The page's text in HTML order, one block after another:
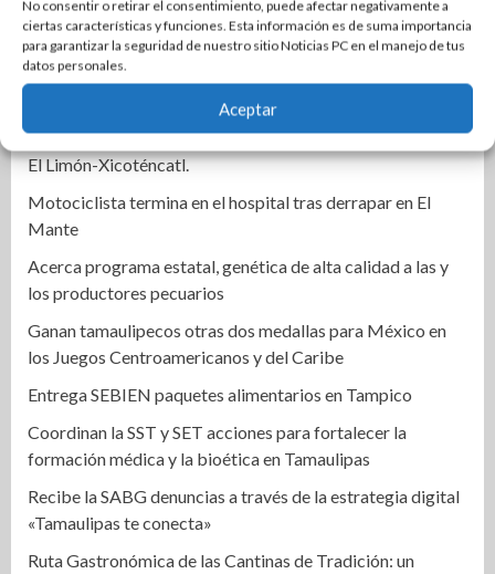
No consentir o retirar el consentimiento, puede afectar negativamente a
ciertas características y funciones. Esta información es de suma importancia
para garantizar la seguridad de nuestro sitio Noticias PC en el manejo de tus
datos personales.
Aceptar
Tec Madero estrena símbolo de identidad y orgullo para
su comunidad tecnológica
Incendio acaba con una casa en La Progreso Social
Un automóvil derrapó y quedó fuera de la carretera estatal
El Limón-Xicoténcatl.
Motociclista termina en el hospital tras derrapar en El
Mante
Acerca programa estatal, genética de alta calidad a las y
los productores pecuarios
Ganan tamaulipecos otras dos medallas para México en
los Juegos Centroamericanos y del Caribe
Entrega SEBIEN paquetes alimentarios en Tampico
Coordinan la SST y SET acciones para fortalecer la
formación médica y la bioética en Tamaulipas
Recibe la SABG denuncias a través de la estrategia digital
«Tamaulipas te conecta»
Ruta Gastronómica de las Cantinas de Tradición: un